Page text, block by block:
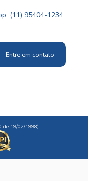
(11) 95404-1234
Entre em contato
de 19/02/1998)